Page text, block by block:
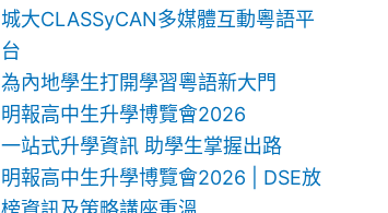
城大CLASSyCAN多媒體互動粵語平
台
為內地學生打開學習粵語新大門
明報高中生升學博覽會2026
一站式升學資訊 助學生掌握出路
明報高中生升學博覽會2026 | DSE放